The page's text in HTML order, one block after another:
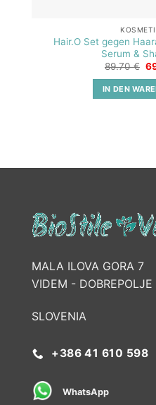
Hair.O Set gegen
Serum &
89.70€
IN DEN
MALA ILOVA GORA 7
VIDEM - DOBREPOLJE
SLOVENIA
+386 41 610 598
WhatsApp